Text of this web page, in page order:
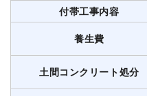
付帯工事内容
養生費
土間コンクリート処分